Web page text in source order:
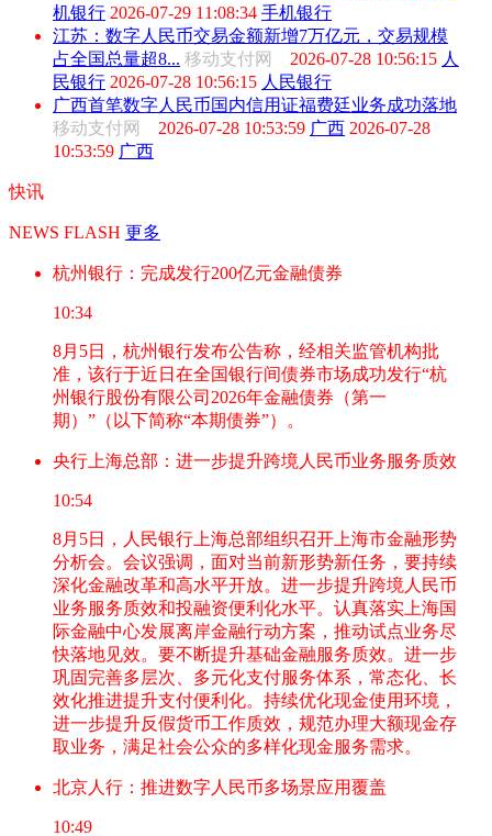
机银行 2026-07-29 11:08:34 手机银行
江苏：数字人民币交易金额新增7万亿元，交易规模
占全国总量超8... 移动支付网 2026-07-28 10:56:15 人
民银行 2026-07-28 10:56:15 人民银行
广西首笔数字人民币国内信用证福费廷业务成功落地
移动支付网 2026-07-28 10:53:59 广西 2026-07-28
10:53:59 广西
快讯
NEWS FLASH 更多
杭州银行：完成发行200亿元金融债券
10:34
8月5日，杭州银行发布公告称，经相关监管机构批
准，该行于近日在全国银行间债券市场成功发行“杭
州银行股份有限公司2026年金融债券（第一
期）”（以下简称“本期债券”）。
央行上海总部：进一步提升跨境人民币业务服务质效
10:54
8月5日，人民银行上海总部组织召开上海市金融形势
分析会。会议强调，面对当前新形势新任务，要持续
深化金融改革和高水平开放。进一步提升跨境人民币
业务服务质效和投融资便利化水平。认真落实上海国
际金融中心发展离岸金融行动方案，推动试点业务尽
快落地见效。要不断提升基础金融服务质效。进一步
巩固完善多层次、多元化支付服务体系，常态化、长
效化推进提升支付便利化。持续优化现金使用环境，
进一步提升反假货币工作质效，规范办理大额现金存
取业务，满足社会公众的多样化现金服务需求。
北京人行：推进数字人民币多场景应用覆盖
10:49